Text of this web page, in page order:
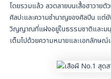
โดยรวมแล้ว ลวดลายบนเสื้อฮาวาย
ศิลปะและความชำนาญของศิลปิน แต่
วิญญาณที่แฝงอยู่ในธรรมชาติและมนุ
เต็มไปด้วยความหมายและเอกลักษณ์